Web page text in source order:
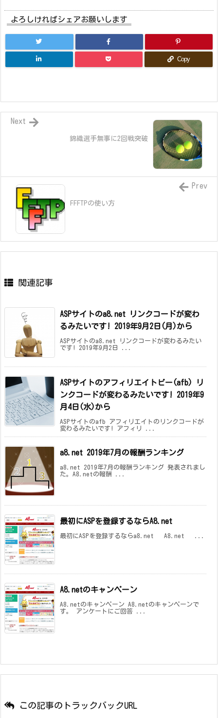
よろしければシェアお願いします
Copy
錦織選手無事に2回戦突破
Next
FFFTPの使い方
Prev
関連記事
ASPサイトのa8.net リンクコードが変わ
るみたいです! 2019年9月2日(月)から
ASPサイトのa8.net リンクコードが変わるみたい
です! 2019年9月2日 ...
ASPサイトのアフィリエイトビー(afb) リ
ンクコードが変わるみたいです! 2019年9
月4日(水)から
ASPサイトのafb アフィリエイトのリンクコードが
変わるみたいです! アフィリ ...
a8.net 2019年7月の報酬ランキング
a8.net 2019年7月の報酬ランキング 発表されまし
た。A8.netの報酬 ...
最初にASPを登録するならA8.net
最初にASPを登録するならa8.net A8.net ...
A8.netのキャンペーン
A8.netのキャンペーン A8.netのキャンペーンで
す。 アンケートにご回答 ...
この記事のトラックバックURL